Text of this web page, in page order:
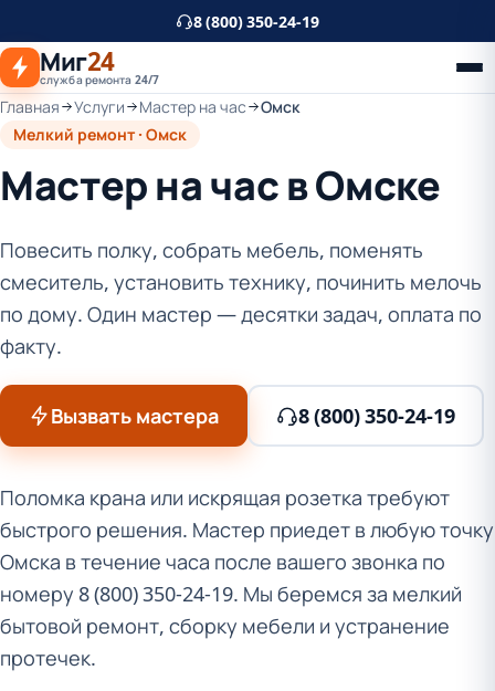
основному
контенту
8 (800) 350-24-19
Миг24
служба ремонта 24/7
Главная Услуги Мастер на час
Омск
Мелкий ремонт · Омск
Мастер на час в Омске
Повесить полку, собрать мебель, поменять
смеситель, установить технику, починить мелочь
по дому. Один мастер — десятки задач, оплата по
факту.
Вызвать мастера 8 (800) 350-24-19
Поломка крана или искрящая розетка требуют
быстрого решения. Мастер приедет в любую точку
Омска в течение часа после вашего звонка по
номеру 8 (800) 350-24-19. Мы беремся за мелкий
бытовой ремонт, сборку мебели и устранение
протечек.